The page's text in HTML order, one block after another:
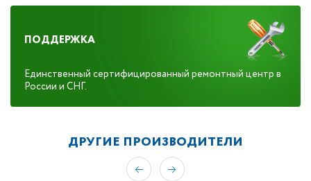
ПОДДЕРЖКА
Единс­твен­ный сер­ти­фици­рован­ный ре­мон­тный центр в
Рос­сии и СНГ.
ДРУГИЕ ПРОИЗВОДИТЕЛИ